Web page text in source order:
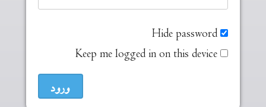
Hide password
Keep me logged in on this device